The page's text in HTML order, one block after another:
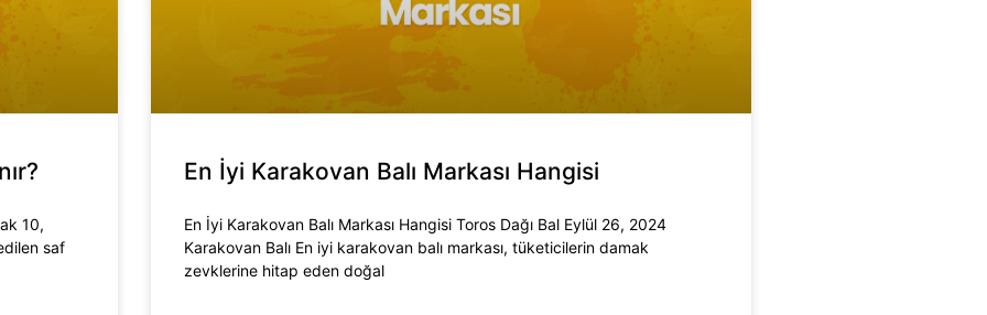
10,
saf
En İyi Karakovan Balı Markası Hangisi
En İyi Karakovan Balı Markası Hangisi Toros Dağı Bal Eylül 26, 2024
Karakovan Balı En iyi karakovan balı markası, tüketicilerin damak
zevklerine hitap eden doğal